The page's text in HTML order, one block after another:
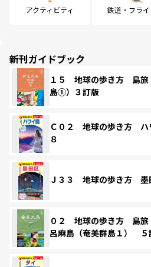
アクティビティ 鉄道・フライ
新刊ガイドブック
１５ 地球の歩き方 島
島①）３訂版
Ｃ０２ 地球の歩き方 ハ
８
Ｊ３３ 地球の歩き方 墨
０２ 地球の歩き方 島
呂麻島（奄美群島１） ５